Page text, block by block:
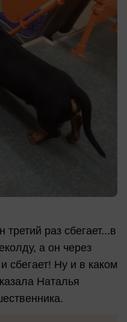
раз сбегает...в
а он через
сбегает! Ну и в каком
Наталья